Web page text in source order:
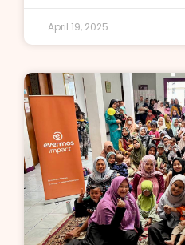
April 19, 2025